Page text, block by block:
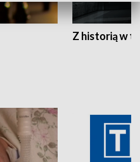
Z historią w